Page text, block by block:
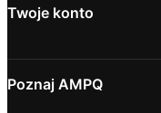
Twoje konto
Poznaj AMPQ